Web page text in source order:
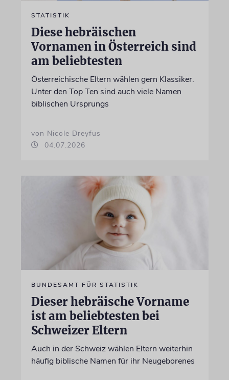
STATISTIK
Diese hebräischen
Vornamen in Österreich sind
am beliebtesten
Österreichische Eltern wählen gern Klassiker.
Unter den Top Ten sind auch viele Namen
biblischen Ursprungs
von Nicole Dreyfus
04.07.2026
BUNDESAMT FÜR STATISTIK
Dieser hebräische Vorname
ist am beliebtesten bei
Schweizer Eltern
Auch in der Schweiz wählen Eltern weiterhin
häufig biblische Namen für ihr Neugeborenes